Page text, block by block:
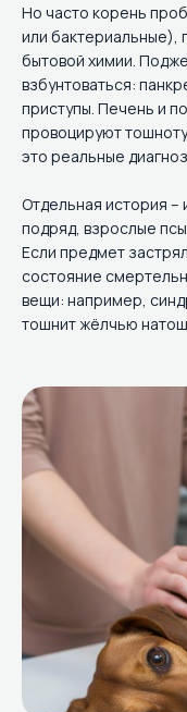
Но часто корень
или бактериальные),
бытовой химии.
взбунтоваться:
приступы. Печень и
провоцируют
это реальные
Отдельная история –
подряд, взрослые
Если предмет
состояние
вещи: например,
тошнит жёлчью